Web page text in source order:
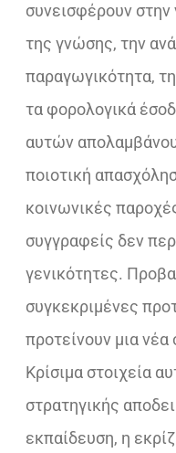
συνεισφέρουν στην
της γνώσης, την
παραγωγικότητα,
τα φορολογικά
αυτών
ποιοτική
κοινωνικές
συγγραφείς δεν
γενικότητες.
συγκεκριμένες
προτείνουν μια νέα
Κρίσιμα στοιχεία
στρατηγικής
εκπαίδευση, η